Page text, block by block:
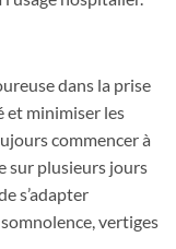
dans la prise
et minimiser les
commencer à
sur plusieurs jours
s’adapter
vertiges